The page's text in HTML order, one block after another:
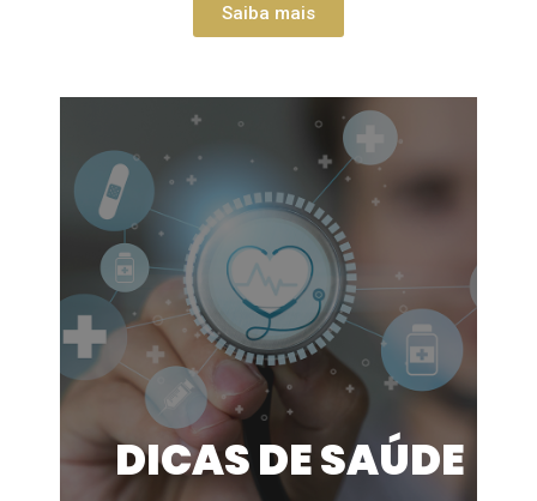
Saiba mais
DICAS DE SAÚDE